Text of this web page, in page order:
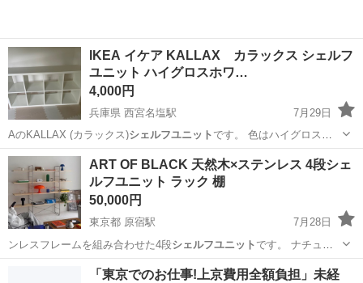
IKEA イケア KALLAX カラックス シェルフ
ユニット ハイグロスホワ…
4,000円
兵庫県 西宮名塩駅
7月29日
AのKALLAX (カラックス)シェルフユニット です。 色はハイグロスホ
ワイト(…
兵庫 西宮市 西宮名塩駅 収納家具
ART OF BLACK 天然木×ステンレス 4段シェ
ルフユニット ラック 棚
50,000円
東京都 原宿駅
7月28日
ンレスフレームを組み合わせた4段シェルフユニット です。 ナチュラ
ルな木目と…
原宿駅 収納家具
「東京でのお仕事!上京費用全額負担」未経